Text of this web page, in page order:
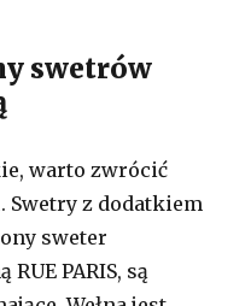
swetrów
warto zwrócić
Swetry z dodatkiem
sweter
PARIS, są